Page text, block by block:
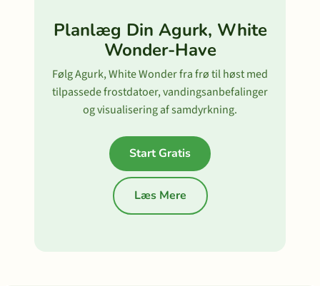
Planlæg Din Agurk, White
Wonder-Have
Følg Agurk, White Wonder fra frø til høst med
tilpassede frostdatoer, vandingsanbefalinger
og visualisering af samdyrkning.
Start Gratis
Læs Mere